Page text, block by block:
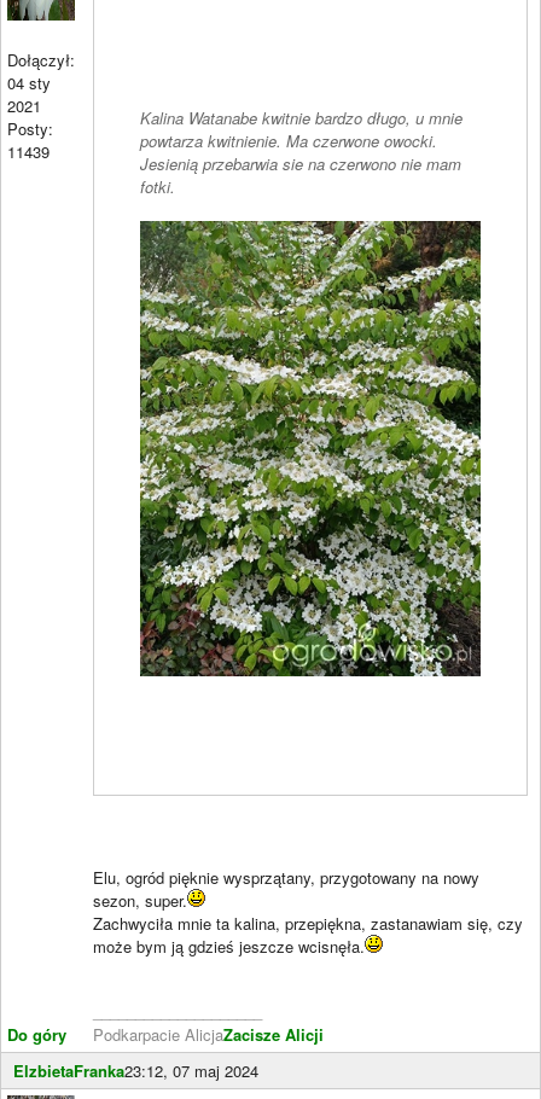
Dołączył:
04 sty
2021
Posty:
11439
Do góry
Kalina Watanabe kwitnie bardzo długo, u mnie
powtarza kwitnienie. Ma czerwone owocki.
Jesienią przebarwia sie na czerwono nie mam
fotki.
Elu, ogród pięknie wysprzątany, przygotowany na nowy
sezon, super.
Zachwyciła mnie ta kalina, przepiękna, zastanawiam się, czy
może bym ją gdzieś jeszcze wcisnęła.
Podkarpacie AlicjaZacisze Alicji
ElzbietaFranka23:12, 07 maj 2024